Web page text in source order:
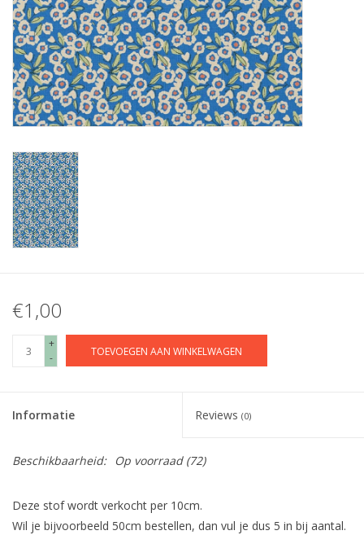
€1,00
+
-
TOEVOEGEN AAN WINKELWAGEN
Informatie Reviews (0)
Beschikbaarheid: Op voorraad(72)
Deze stof wordt verkocht per 10cm.
Wil je bijvoorbeeld 50cm bestellen, dan vul je dus 5 in bij aantal.